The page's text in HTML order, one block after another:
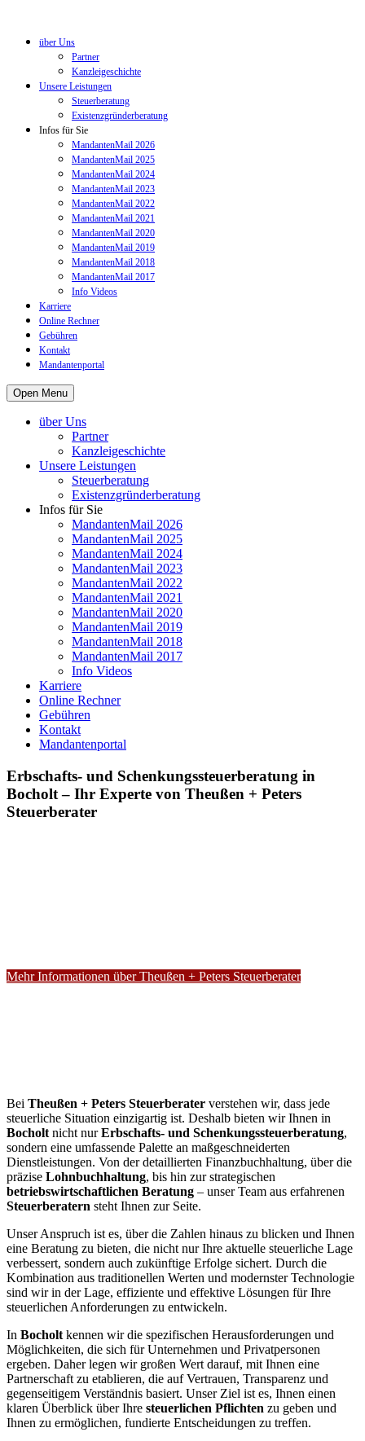
über Uns
Partner
Kanzleigeschichte
Unsere Leistungen
Steuerberatung
Existenzgründerberatung
Infos für Sie
MandantenMail 2026
MandantenMail 2025
MandantenMail 2024
MandantenMail 2023
MandantenMail 2022
MandantenMail 2021
MandantenMail 2020
MandantenMail 2019
MandantenMail 2018
MandantenMail 2017
Info Videos
Karriere
Online Rechner
Gebühren
Kontakt
Mandantenportal
Open Menu
über Uns
Partner
Kanzleigeschichte
Unsere Leistungen
Steuerberatung
Existenzgründerberatung
Infos für Sie
MandantenMail 2026
MandantenMail 2025
MandantenMail 2024
MandantenMail 2023
MandantenMail 2022
MandantenMail 2021
MandantenMail 2020
MandantenMail 2019
MandantenMail 2018
MandantenMail 2017
Info Videos
Karriere
Online Rechner
Gebühren
Kontakt
Mandantenportal
Erbschafts- und Schenkungssteuerberatung in
Bocholt – Ihr Experte von Theußen + Peters
Steuerberater
Mehr Informationen über Theußen + Peters Steuerberater
Bei Theußen + Peters Steuerberater verstehen wir, dass jede
steuerliche Situation einzigartig ist. Deshalb bieten wir Ihnen in
Bocholtnicht nurErbschafts- und Schenkungssteuerberatung,
sondern eine umfassende Palette an maßgeschneiderten
Dienstleistungen. Von der detaillierten Finanzbuchhaltung, über die
präzise Lohnbuchhaltung, bis hin zur strategischen
betriebswirtschaftlichen Beratung – unser Team aus erfahrenen
Steuerberatern steht Ihnen zur Seite.
Unser Anspruch ist es, über die Zahlen hinaus zu blicken und Ihnen
eine Beratung zu bieten, die nicht nur Ihre aktuelle steuerliche Lage
verbessert, sondern auch zukünftige Erfolge sichert. Durch die
Kombination aus traditionellen Werten und modernster Technologie
sind wir in der Lage, effiziente und effektive Lösungen für Ihre
steuerlichen Anforderungen zu entwickeln.
In Bocholtkennen wir die spezifischen Herausforderungen und
Möglichkeiten, die sich für Unternehmen und Privatpersonen
ergeben. Daher legen wir großen Wert darauf, mit Ihnen eine
Partnerschaft zu etablieren, die auf Vertrauen, Transparenz und
gegenseitigem Verständnis basiert. Unser Ziel ist es, Ihnen einen
klaren Überblick über Ihre steuerlichen Pflichten zu geben und
Ihnen zu ermöglichen, fundierte Entscheidungen zu treffen.